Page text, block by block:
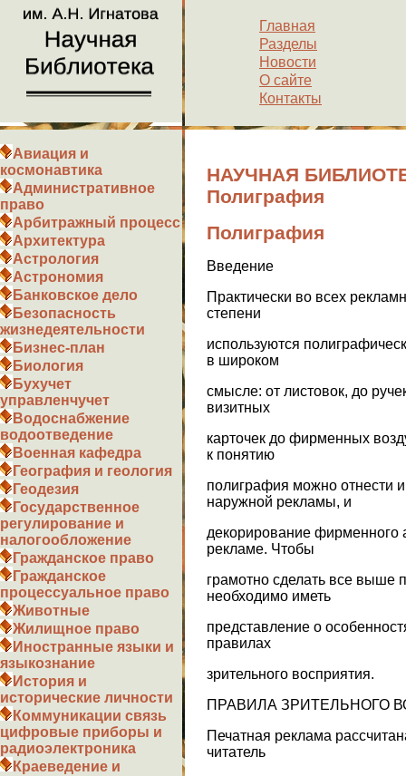
Главная
Разделы
Новости
О сайте
Контакты
Авиация и
космонавтика
Административное
право
Арбитражный процесс
Архитектура
Астрология
Астрономия
Банковское дело
Безопасность
жизнедеятельности
Бизнес-план
Биология
Бухучет
управленчучет
Водоснабжение
водоотведение
Военная кафедра
География и геология
Геодезия
Государственное
регулирование и
налогообложение
Гражданское право
Гражданское
процессуальное право
Животные
Жилищное право
Иностранные языки и
языкознание
История и
исторические личности
Коммуникации связь
цифровые приборы и
радиоэлектроника
Краеведение и
НАУЧНАЯ
Полиграфия
Полиграфия
Введение
Практически во всех
степени
используются
в широком
смысле: от листовок, до
визитных
карточек до фирменных
к понятию
полиграфия можно отнести
наружной рекламы, и
декорирование фирменного
рекламе. Чтобы
грамотно сделать все выше
необходимо иметь
представление о
правилах
зрительного восприятия.
ПРАВИЛА ЗРИТЕЛЬНОГО
Печатная реклама
читатель